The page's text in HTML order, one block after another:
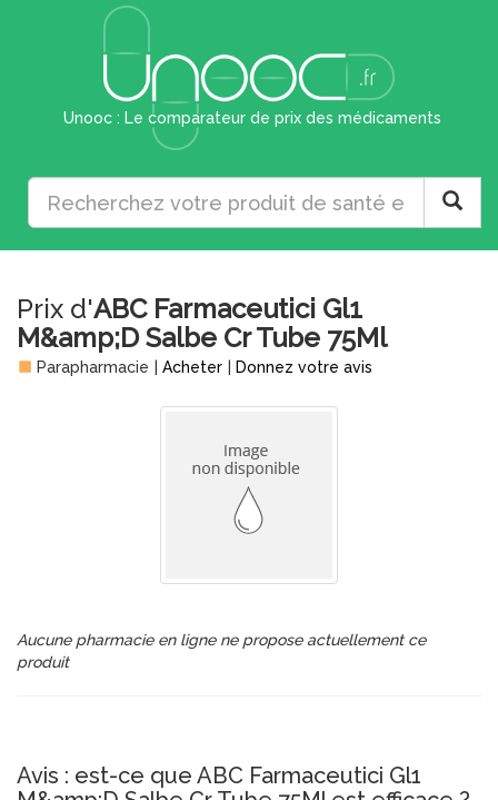
Unooc : Le comparateur de prix des médicaments
Prix d'ABC Farmaceutici Gl1
M&amp;D Salbe Cr Tube 75Ml
Parapharmacie Acheter Donnez votre avis
Aucune pharmacie en ligne ne propose actuellement ce
produit
Avis : est-ce que ABC Farmaceutici Gl1